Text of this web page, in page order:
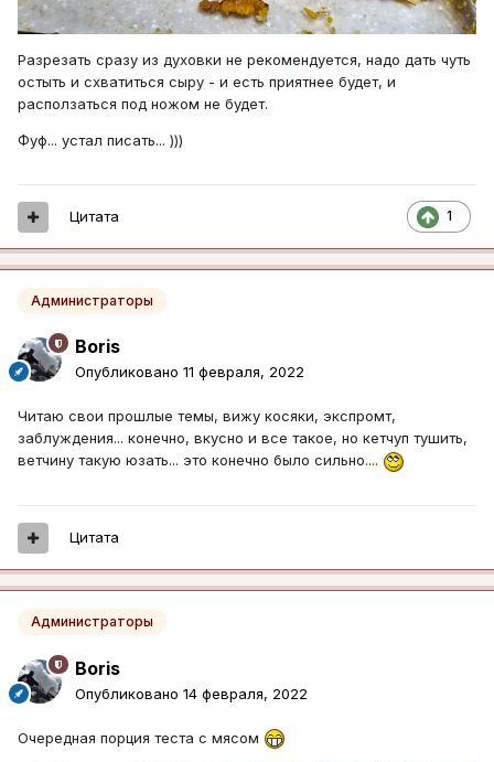
Разрезать сразу из духовки не рекомендуется, надо дать чуть
остыть и схватиться сыру - и есть приятнее будет, и
расползаться под ножом не будет.
Фуф... устал писать... )))
1
Цитата
Администраторы
Boris
Опубликовано 11 февраля, 2022
Читаю свои прошлые темы, вижу косяки, экспромт,
заблуждения... конечно, вкусно и все такое, но кетчуп тушить,
ветчину такую юзать... это конечно было сильно....
Цитата
Администраторы
Boris
Опубликовано 14 февраля, 2022
Очередная порция теста с мясом